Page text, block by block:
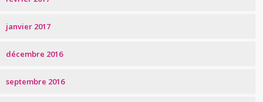
janvier 2017
décembre 2016
septembre 2016